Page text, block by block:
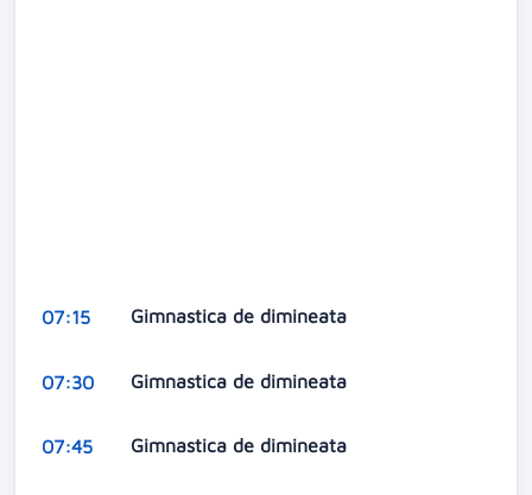
07:15 Gimnastica de dimineata
07:30 Gimnastica de dimineata
07:45 Gimnastica de dimineata